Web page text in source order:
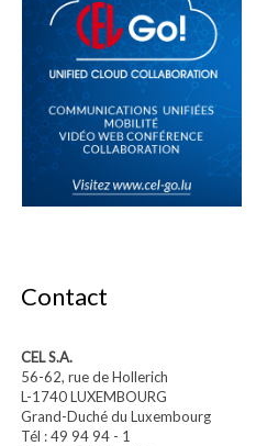
Contact
CEL S.A.
56-62, rue de Hollerich
L-1740 LUXEMBOURG
Grand-Duché du Luxembourg
Tél : 49 94 94 - 1